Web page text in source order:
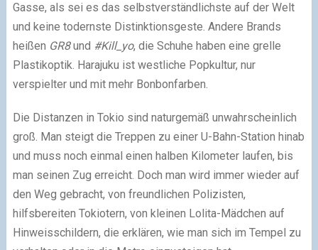
Gasse, als sei es das selbstverständlichste auf der Welt
und keine todernste Distinktionsgeste. Andere Brands
heißen GR8und #Kill_yo, die Schuhe haben eine grelle
Plastikoptik. Harajuku ist westliche Popkultur, nur
verspielter und mit mehr Bonbonfarben.
Die Distanzen in Tokio sind naturgemäß unwahrscheinlich
groß. Man steigt die Treppen zu einer U-Bahn-Station hinab
und muss noch einmal einen halben Kilometer laufen, bis
man seinen Zug erreicht. Doch man wird immer wieder auf
den Weg gebracht, von freundlichen Polizisten,
hilfsbereiten Tokiotern, von kleinen Lolita-Mädchen auf
Hinweisschildern, die erklären, wie man sich im Tempel zu